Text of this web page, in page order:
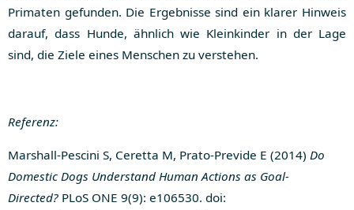
Primaten gefunden. Die Ergebnisse sind ein klarer Hinweis
darauf, dass Hunde, ähnlich wie Kleinkinder in der Lage
sind, die Ziele eines Menschen zu verstehen.
Referenz:
Marshall-Pescini S, Ceretta M, Prato-Previde E (2014) Do
Domestic Dogs Understand Human Actions as Goal-
Directed? PLoS ONE 9(9): e106530. doi: